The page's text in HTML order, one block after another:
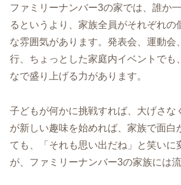
ファミリーナンバー3の家では、誰か
るというより、家族全員がそれぞれの
な雰囲気があります。発表会、運動会
行、ちょっとした家庭内イベントでも
なで盛り上げる力があります。
子どもが何かに挑戦すれば、大げさな
が新しい趣味を始めれば、家族で面白
ても、「それも思い出だね」と笑いに
が、ファミリーナンバー3の家族には